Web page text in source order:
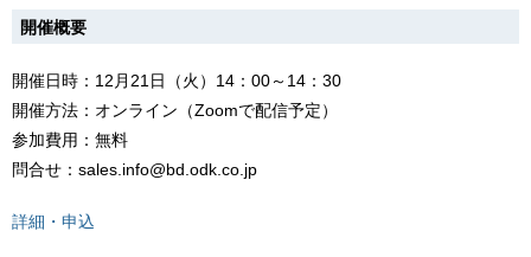
開催概要
開催日時：12月21日（火）14：00～14：30
開催方法：オンライン（Zoomで配信予定）
参加費用：無料
問合せ：sales.info@bd.odk.co.jp
詳細・申込